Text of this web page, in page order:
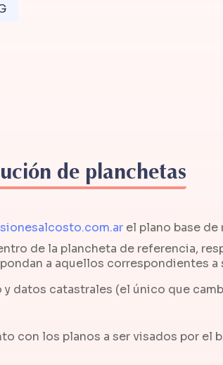
de planchetas
el plano base de
de la plancheta de referencia,
a aquellos correspondientes a
datos catastrales (el único que
con los planos a ser visados por el